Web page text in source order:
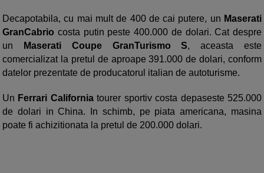
Decapotabila, cu mai mult de 400 de cai putere, un Maserati
GranCabrio costa putin peste 400.000 de dolari. Cat despre
un
Maserati Coupe GranTurismo S, aceasta este
comercializat la pretul de aproape 391.000 de dolari, conform
datelor prezentate de producatorul italian de autoturisme.
Un Ferrari California tourer sportiv costa depaseste 525.000
de dolari in China. In schimb, pe piata americana, masina
poate fi achizitionata la pretul de 200.000 dolari.